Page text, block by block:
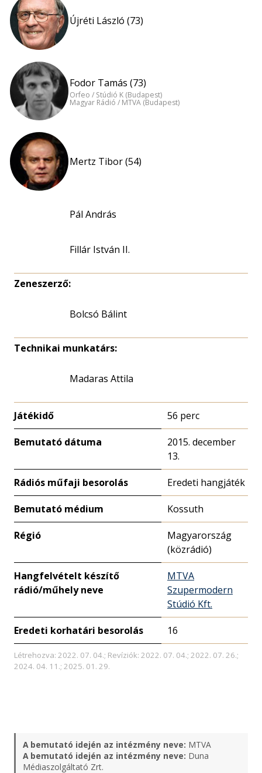
Újréti László (73)
Fodor Tamás (73)
Orfeo / Stúdió K (Budapest)
Magyar Rádió / MTVA (Budapest)
Mertz Tibor (54)
Pál András
Fillár István II.
Zeneszerző:
Bolcsó Bálint
Technikai munkatárs:
Madaras Attila
Játékidő 56 perc
Bemutató dátuma
2015. december
13.
Rádiós műfaji besorolás Eredeti hangjáték
Bemutató médium Kossuth
Régió
Magyarország
(közrádió)
Hangfelvételt készítő
rádió/műhely neve
MTVA
Szupermodern
Stúdió Kft.
Eredeti korhatári besorolás 16
Létrehozva: 2022. 07. 04.; Revíziók: 2022. 07. 04.; 2022. 07. 26.;
2024. 04. 11.; 2025. 01. 29.
A bemutató idején az intézmény neve: MTVA
A bemutató idején az intézmény neve: Duna
Médiaszolgáltató Zrt.